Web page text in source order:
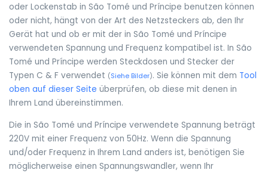
oder Lockenstab in São Tomé und Príncipe benutzen können
oder nicht, hängt von der Art des Netzsteckers ab, den Ihr
Gerät hat und ob er mit der in São Tomé und Príncipe
verwendeten Spannung und Frequenz kompatibel ist. In São
Tomé und Príncipe werden Steckdosen und Stecker der
Typen C & F verwendet (Siehe Bilder). Sie können mit dem Tool
oben auf dieser Seite überprüfen, ob diese mit denen in
Ihrem Land übereinstimmen.
Die in São Tomé und Príncipe verwendete Spannung beträgt
220V mit einer Frequenz von 50Hz. Wenn die Spannung
und/oder Frequenz in Ihrem Land anders ist, benötigen Sie
möglicherweise einen Spannungswandler, wenn Ihr